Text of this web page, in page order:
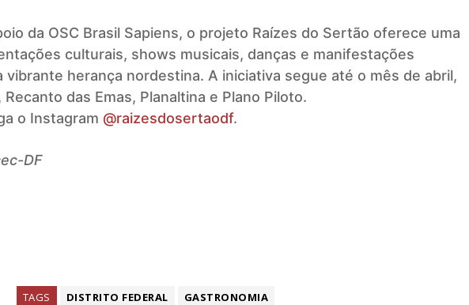
da OSC Brasil Sapiens, o projeto Raízes do Sertão oferece uma
culturais, shows musicais, danças e manifestações
vibrante herança nordestina. A iniciativa segue até o mês de abril,
das Emas, Planaltina e Plano Piloto.
o Instagram @raizesdosertaodf.
DF
TAGS DISTRITO FEDERAL GASTRONOMIA